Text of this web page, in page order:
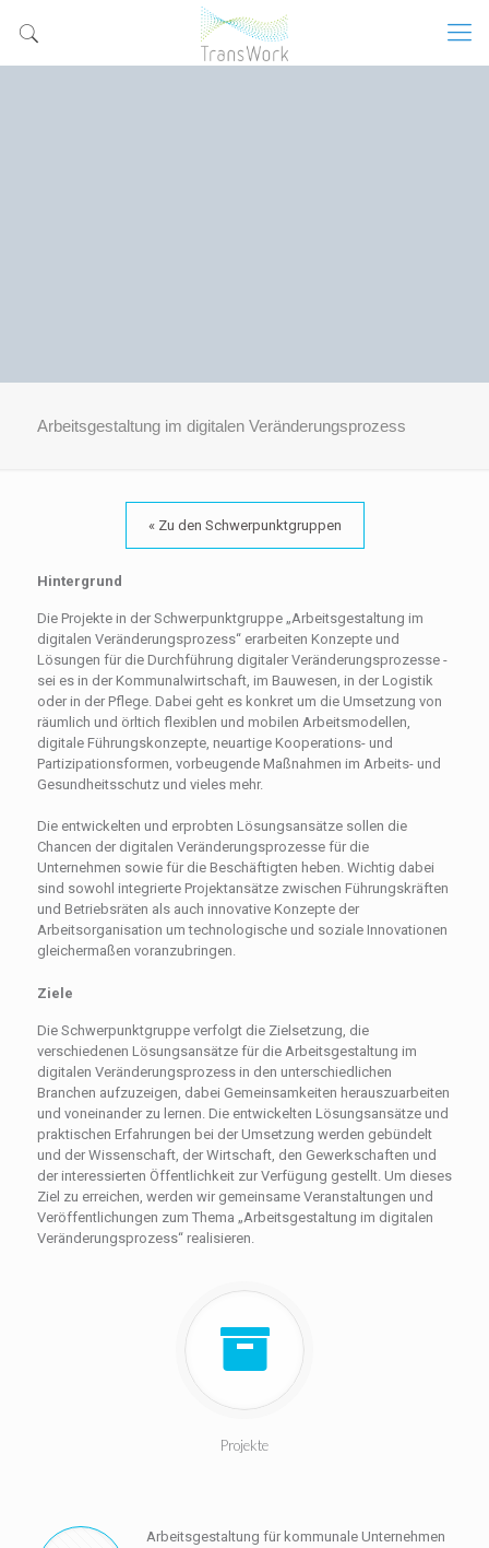
Arbeitsgestaltung im digitalen Veränderungsprozess
« Zu den Schwerpunktgruppen
Hintergrund
Die Projekte in der Schwerpunktgruppe „Arbeitsgestaltung im
digitalen Veränderungsprozess“ erarbeiten Konzepte und
Lösungen für die Durchführung digitaler Veränderungsprozesse -
sei es in der Kommunalwirtschaft, im Bauwesen, in der Logistik
oder in der Pflege. Dabei geht es konkret um die Umsetzung von
räumlich und örltich flexiblen und mobilen Arbeitsmodellen,
digitale Führungskonzepte, neuartige Kooperations- und
Partizipationsformen, vorbeugende Maßnahmen im Arbeits- und
Gesundheitsschutz und vieles mehr.
Die entwickelten und erprobten Lösungsansätze sollen die
Chancen der digitalen Veränderungsprozesse für die
Unternehmen sowie für die Beschäftigten heben. Wichtig dabei
sind sowohl integrierte Projektansätze zwischen Führungskräften
und Betriebsräten als auch innovative Konzepte der
Arbeitsorganisation um technologische und soziale Innovationen
gleichermaßen voranzubringen.
Ziele
Die Schwerpunktgruppe verfolgt die Zielsetzung, die
verschiedenen Lösungsansätze für die Arbeitsgestaltung im
digitalen Veränderungsprozess in den unterschiedlichen
Branchen aufzuzeigen, dabei Gemeinsamkeiten herauszuarbeiten
und voneinander zu lernen. Die entwickelten Lösungsansätze und
praktischen Erfahrungen bei der Umsetzung werden gebündelt
und der Wissenschaft, der Wirtschaft, den Gewerkschaften und
der interessierten Öffentlichkeit zur Verfügung gestellt. Um dieses
Ziel zu erreichen, werden wir gemeinsame Veranstaltungen und
Veröffentlichungen zum Thema „Arbeitsgestaltung im digitalen
Veränderungsprozess“ realisieren.
Projekte
Arbeitsgestaltung für kommunale Unternehmen